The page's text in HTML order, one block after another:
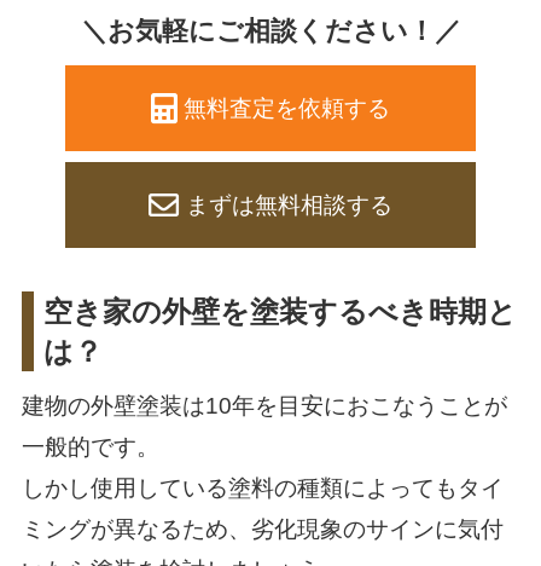
＼お気軽にご相談ください！／
無料査定を依頼する
まずは無料相談する
空き家の外壁を塗装するべき時期と
は？
建物の外壁塗装は10年を目安におこなうことが
一般的です。
しかし使用している塗料の種類によってもタイ
ミングが異なるため、劣化現象のサインに気付